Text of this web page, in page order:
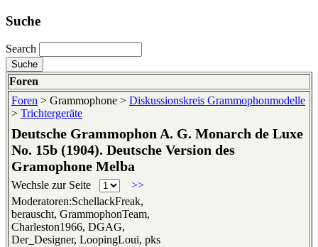
Suche
Search
Foren
Foren > Grammophone > Diskussionskreis Grammophonmodelle
> Trichtergeräte
Deutsche Grammophon A. G. Monarch de Luxe
No. 15b (1904). Deutsche Version des
Gramophone Melba
Wechsle zur Seite
>>
Moderatoren:SchellackFreak,
berauscht, GrammophonTeam,
Charleston1966, DGAG,
Der_Designer, LoopingLoui, pks